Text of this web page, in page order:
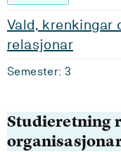
Vald,
relasjonar
Semester: 3
Studieretning